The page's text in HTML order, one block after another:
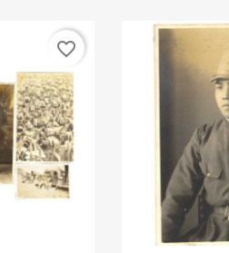
favorite_border